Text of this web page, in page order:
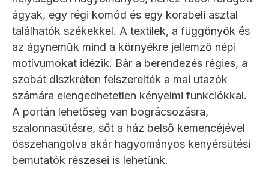
ágyak, egy régi komód és egy korabeli asztal
találhatók székekkel. A textilek, a függönyök és
az ágyneműk mind a környékre jellemző népi
motívumokat idézik. Bár a berendezés régies, a
szobát diszkréten felszerelték a mai utazók
számára elengedhetetlen kényelmi funkciókkal.
A portán lehetőség van bográcsozásra,
szalonnasütésre, sőt a ház belső kemencéjével
összehangolva akár hagyományos kenyérsütési
bemutatók részesei is lehetünk.